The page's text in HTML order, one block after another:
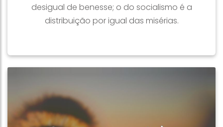
desigual de benesse; o do socialismo é a
distribuição por igual das misérias.